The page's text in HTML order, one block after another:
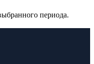
периода.